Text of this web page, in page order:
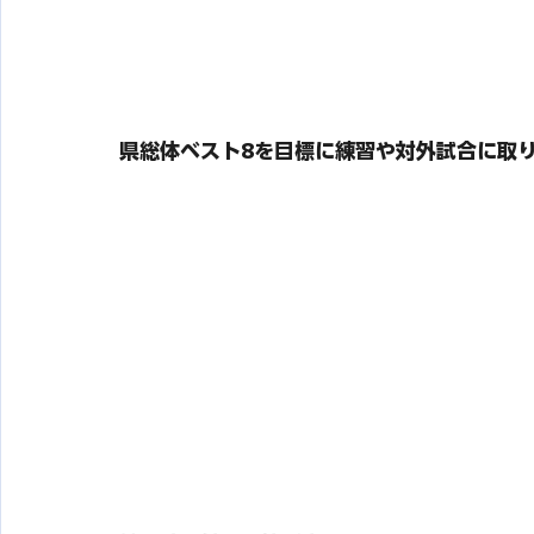
県総体ベスト8を目標に練習や対外試合に取り